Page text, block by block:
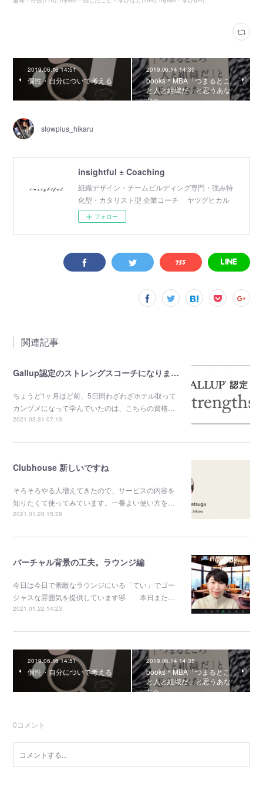
2019.06.16 14:51
個性・自分について考える
2019.06.14 14:35
books＊MBA「つまるとこ
と人と組織だ」と思うあな
たへ
slowplus_hikaru
insightful ± Coaching
組織デザイン・チームビルディング専門・強み特
化型・カタリスト型 企業コーチ ヤツグヒカル
フォロー
関連記事
Gallup認定のストレングスコーチになりました。
ちょうど1ヶ月ほど前、5日間わざわざホテル取って
カンヅメになって学んでいたのは、こちらの資格…
2021.03.31 07:13
Clubhouse 新しいですね
そろそろやる人増えてきたので、サービスの内容を
知りたくて使ってみています。一番よい使い方を…
2021.01.28 15:26
バーチャル背景の工夫。ラウンジ編
今日は今日で素敵なラウンジにいる「てい」でゴー
ジャスな雰囲気を提供しています🤣 本日また…
2021.01.22 14:23
2019.06.16 14:51
個性・自分について考える
2019.06.14 14:35
books＊MBA「つまるとこ
と人と組織だ」と思うあな
たへ
0コメント